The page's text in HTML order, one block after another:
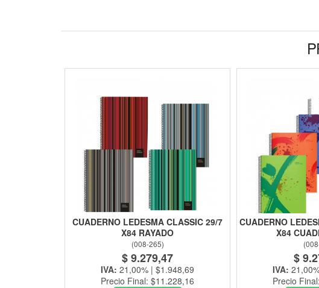
CUADERNO LEDESMA CLASSIC 29/7
X84 RAYADO
(008-265)
$ 9.279,47
IVA: 21,00% | $1.948,69
Precio Final: $11.228,16
CUADERNO
X84
(
$
IVA:
Precio